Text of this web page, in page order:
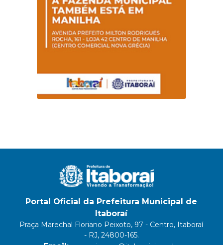
Portal Oficial da Prefeitura Municipal de
Itaboraí
Praça Marechal Floriano Peixoto, 97 - Centro, Itaboraí
- RJ, 24800-165.